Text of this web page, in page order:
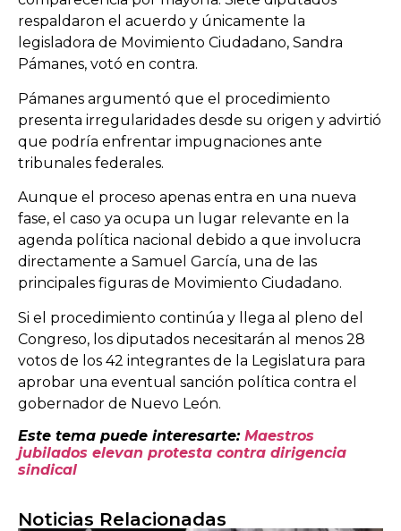
respaldaron el acuerdo y únicamente la
legisladora de Movimiento Ciudadano, Sandra
Pámanes, votó en contra.
Pámanes argumentó que el procedimiento
presenta irregularidades desde su origen y advirtió
que podría enfrentar impugnaciones ante
tribunales federales.
Aunque el proceso apenas entra en una nueva
fase, el caso ya ocupa un lugar relevante en la
agenda política nacional debido a que involucra
directamente a Samuel García, una de las
principales figuras de Movimiento Ciudadano.
Si el procedimiento continúa y llega al pleno del
Congreso, los diputados necesitarán al menos 28
votos de los 42 integrantes de la Legislatura para
aprobar una eventual sanción política contra el
gobernador de Nuevo León.
Este tema puede interesarte: Maestros
jubilados elevan protesta contra dirigencia
sindical
Noticias Relacionadas